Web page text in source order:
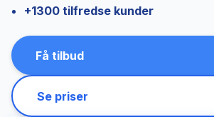
+1300 tilfredse kunder
Få tilbud
Se priser